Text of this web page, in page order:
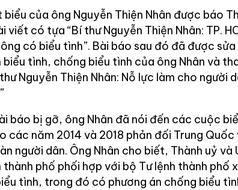
biểu của ông Nguyễn Thiện Nhân được báo
viết có tựa “Bí thư Nguyễn Thiện Nhân: TP.
có biểu tình”. Bài báo sau đó đã được
biểu tình, chống biểu tình của ông Nhân và
Nguyễn Thiện Nhân: Nỗ lực làm cho người
báo bị gỡ, ông Nhân đã nói đến các cuộc
các năm 2014 và 2018 phản đối Trung
người dân. Ông Nhân cho biết, Thành uỷ và
thành phố phối hợp với bộ Tư lệnh thành phố
tình, trong đó có phương án chống biểu